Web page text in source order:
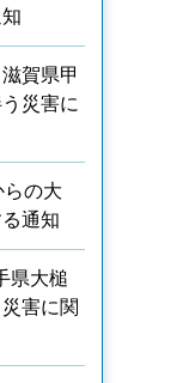
賀県甲
災害に
の大
通知
県大槌
害に関